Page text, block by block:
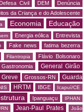
Defesa Civil DEM Denúncia
da Criança e do Adolescente
Economia Educação
Energia eólica Entrevista
Fake news fatima bezerra
Filantropia Flávio Bolsonaro
Gastronomia General Girão
Greve Grossos-RN
Guarda
HRTM IBGE Icapuí/CE
Ipanguaçu IPHAN
Jean-Paul Prates
João